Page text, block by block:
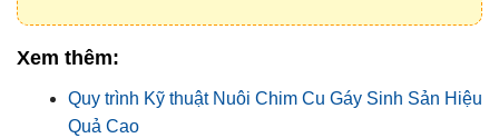
Xem thêm:
Quy trình Kỹ thuật Nuôi Chim Cu Gáy Sinh Sản Hiệu
Quả Cao